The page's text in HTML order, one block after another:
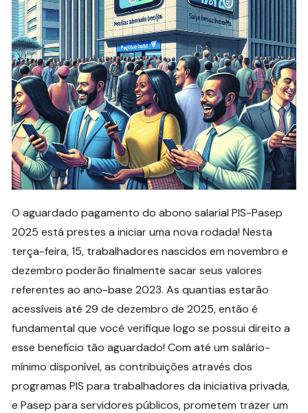
O aguardado pagamento do abono salarial PIS-Pasep
2025 está prestes a iniciar uma nova rodada! Nesta
terça-feira, 15, trabalhadores nascidos em novembro e
dezembro poderão finalmente sacar seus valores
referentes ao ano-base 2023. As quantias estarão
acessíveis até 29 de dezembro de 2025, então é
fundamental que você verifique logo se possui direito a
esse benefício tão aguardado! Com até um salário-
mínimo disponível, as contribuições através dos
programas PIS para trabalhadores da iniciativa privada,
e Pasep para servidores públicos, prometem trazer um